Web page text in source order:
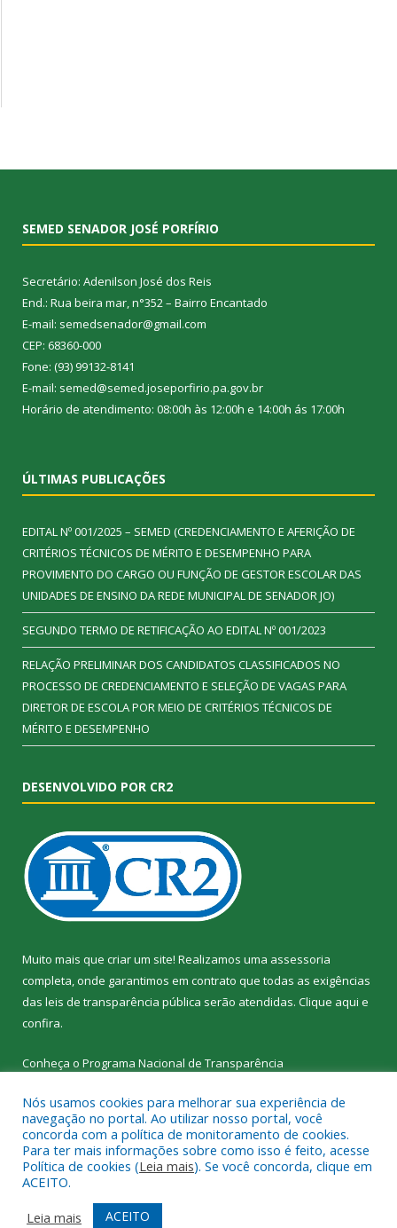
SEMED SENADOR JOSÉ PORFÍRIO
Secretário: Adenilson José dos Reis
End.: Rua beira mar, n°352 – Bairro Encantado
E-mail: semedsenador@gmail.com
CEP: 68360-000
Fone: (93) 99132-8141
E-mail: semed@semed.joseporfirio.pa.gov.br
Horário de atendimento: 08:00h às 12:00h e 14:00h ás 17:00h
ÚLTIMAS PUBLICAÇÕES
EDITAL Nº 001/2025 – SEMED (CREDENCIAMENTO E AFERIÇÃO DE
CRITÉRIOS TÉCNICOS DE MÉRITO E DESEMPENHO PARA
PROVIMENTO DO CARGO OU FUNÇÃO DE GESTOR ESCOLAR DAS
UNIDADES DE ENSINO DA REDE MUNICIPAL DE SENADOR JO)
SEGUNDO TERMO DE RETIFICAÇÃO AO EDITAL Nº 001/2023
RELAÇÃO PRELIMINAR DOS CANDIDATOS CLASSIFICADOS NO
PROCESSO DE CREDENCIAMENTO E SELEÇÃO DE VAGAS PARA
DIRETOR DE ESCOLA POR MEIO DE CRITÉRIOS TÉCNICOS DE
MÉRITO E DESEMPENHO
DESENVOLVIDO POR CR2
Muito mais que criar um site! Realizamos uma assessoria
completa, onde garantimos em contrato que todas as exigências
das leis de transparência pública serão atendidas. Clique aqui e
confira.
Conheça o Programa Nacional de Transparência
Todos os direitos reservados a SEMED – Secretaria Municipal de
Educação de Senador José Porfírio.
Mapa do Site
Acessar Área Administrativa
Nós usamos cookies para melhorar sua experiência de
navegação no portal. Ao utilizar nosso portal, você
concorda com a política de monitoramento de cookies.
Para ter mais informações sobre como isso é feito, acesse
Política de cookies (Leia mais). Se você concorda, clique em
ACEITO.
Leia mais
ACEITO